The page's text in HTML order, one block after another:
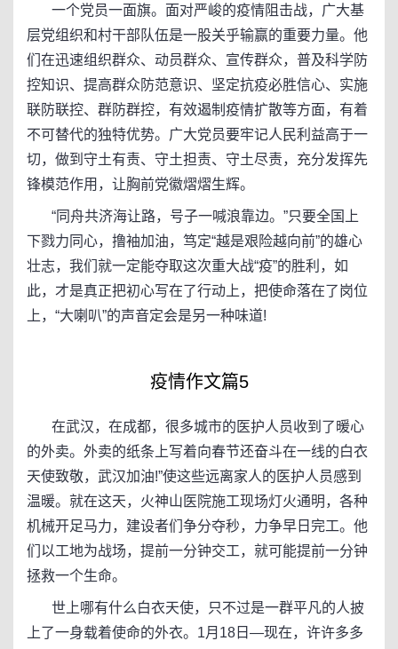
一个党员一面旗。面对严峻的疫情阻击战，广大基
层党组织和村干部队伍是一股关乎输赢的重要力量。他
们在迅速组织群众、动员群众、宣传群众，普及科学防
控知识、提高群众防范意识、坚定抗疫必胜信心、实施
联防联控、群防群控，有效遏制疫情扩散等方面，有着
不可替代的独特优势。广大党员要牢记人民利益高于一
切，做到守土有责、守土担责、守土尽责，充分发挥先
锋模范作用，让胸前党徽熠熠生辉。
“同舟共济海让路，号子一喊浪靠边。”只要全国上
下戮力同心，撸袖加油，笃定“越是艰险越向前”的雄心
壮志，我们就一定能夺取这次重大战“疫”的胜利，如
此，才是真正把初心写在了行动上，把使命落在了岗位
上，“大喇叭”的声音定会是另一种味道!
疫情作文篇5
在武汉，在成都，很多城市的医护人员收到了暖心
的外卖。外卖的纸条上写着向春节还奋斗在一线的白衣
天使致敬，武汉加油!”使这些远离家人的医护人员感到
温暖。就在这天，火神山医院施工现场灯火通明，各种
机械开足马力，建设者们争分夺秒，力争早日完工。他
们以工地为战场，提前一分钟交工，就可能提前一分钟
拯救一个生命。
世上哪有什么白衣天使，只不过是一群平凡的人披
上了一身载着使命的外衣。1月18日—现在，许许多多